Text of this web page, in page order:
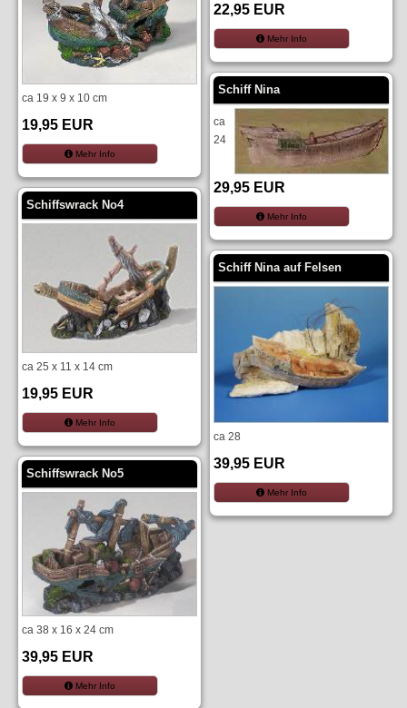
ca 19 x 9 x 10 cm
19,95 EUR
Mehr Info
Schiffswrack No4
ca 25 x 11 x 14 cm
19,95 EUR
Mehr Info
Schiffswrack No5
ca 38 x 16 x 24 cm
39,95 EUR
Mehr Info
22,95 EUR
Mehr Info
Schiff Nina
ca
24
29,95 EUR
Mehr Info
Schiff Nina auf Felsen
ca 28
39,95 EUR
Mehr Info